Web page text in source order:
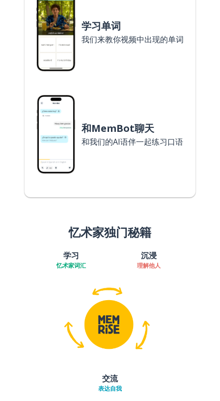
学习单词
我们来教你视频中出现的单词
和MemBot聊天
和我们的AI语伴一起练习口语
忆术家独门秘籍
学习
忆术家词汇
沉浸
理解他人
交流
表达自我